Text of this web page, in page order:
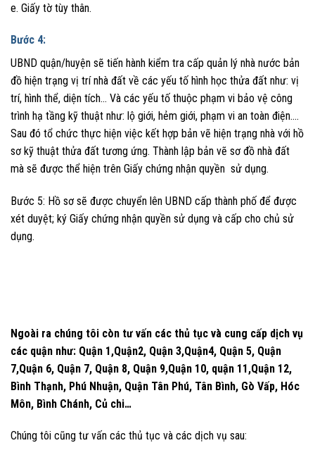
e. Giấy tờ tùy thân.
Bước 4:
UBND quận/huyện sẽ tiến hành kiểm tra cấp quản lý nhà nước bản
đồ hiện trạng vị trí nhà đất về các yếu tố hình học thửa đất như: vị
trí, hình thể, diện tích… Và các yếu tố thuộc phạm vi bảo vệ công
trình hạ tầng kỹ thuật như: lộ giới, hẻm giới, phạm vi an toàn điện….
Sau đó tổ chức thực hiện việc kết hợp bản vẽ hiện trạng nhà với hồ
sơ kỹ thuật thửa đất tương ứng. Thành lập bản vẽ sơ đồ nhà đất
mà sẽ được thể hiện trên Giấy chứng nhận quyền sử dụng.
Bước 5: Hồ sơ sẽ được chuyển lên UBND cấp thành phố để được
xét duyệt; ký Giấy chứng nhận quyền sử dụng và cấp cho chủ sử
dụng.
Ngoài ra chúng tôi còn tư vấn các thủ tục và cung cấp dịch vụ
các quận như: Quận 1,Quận2, Quận 3,Quận4, Quận 5, Quận
7,Quận 6, Quận 7, Quận 8, Quận 9,Quận 10, quận 11,Quận 12,
Bình Thạnh, Phú Nhuận, Quận Tân Phú, Tân Bình, Gò Vấp, Hóc
Môn, Bình Chánh, Củ chi…
Chúng tôi cũng tư vấn các thủ tục và các dịch vụ sau: